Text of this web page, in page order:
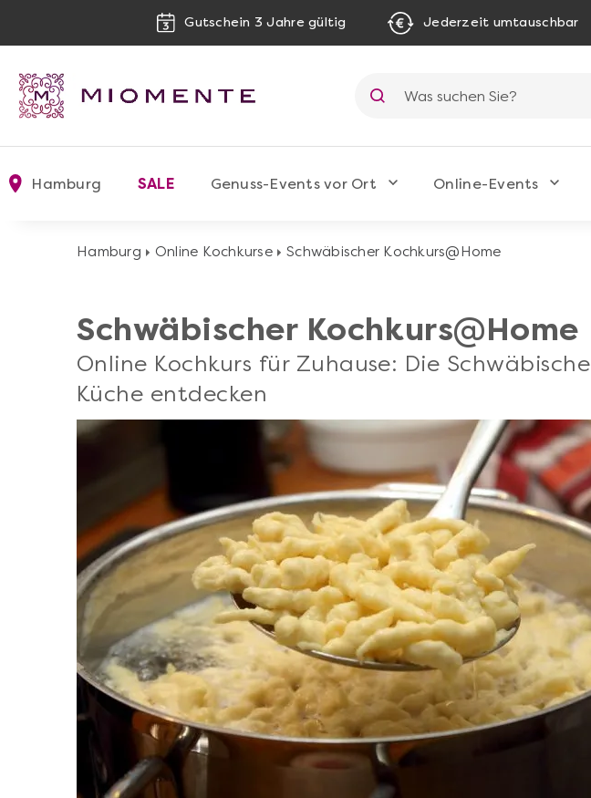
Gutschein 3 Jahre gültig Jederzeit umtauschbar
Hamburg SALE Genuss-Events vor Ort Online-Events
Hamburg Online Kochkurse Schwäbischer Kochkurs@Home
Schwäbischer Kochkurs@Home
Online Kochkurs für Zuhause: Die Schwäbische
Küche entdecken